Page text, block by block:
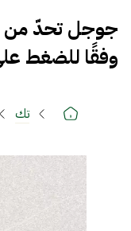
وفقًا للضغط
تك